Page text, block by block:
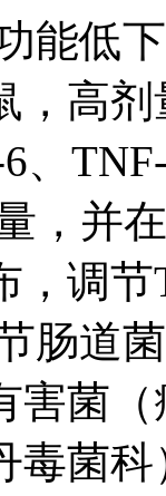
能低
，高
、
，并
，调
肠道
害菌
毒菌